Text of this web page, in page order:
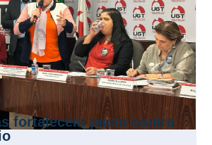
fortalecem pacto contra